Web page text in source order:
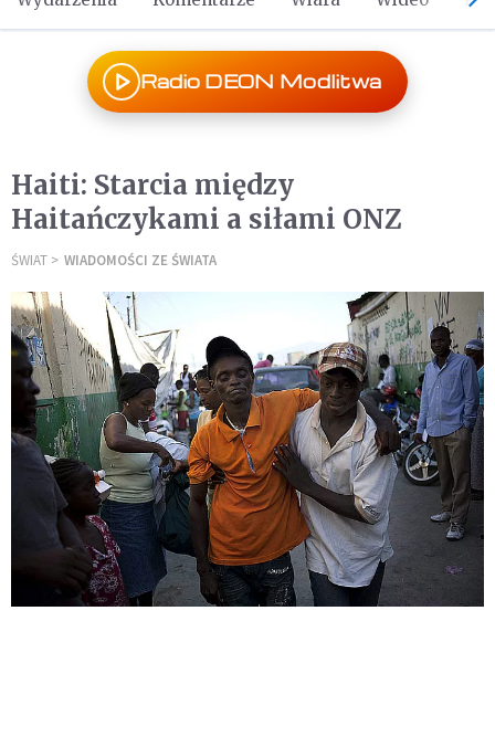
Radio DEON Modlitwa
Haiti: Starcia między
Haitańczykami a siłami ONZ
ŚWIAT WIADOMOŚCI ZE ŚWIATA